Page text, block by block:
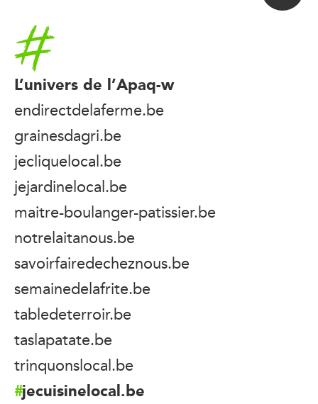
Accueil
L’univers de l’Apaq-w
endirectdelaferme.be
grainesdagri.be
jecliquelocal.be
jejardinelocal.be
maitre-boulanger-patissier.be
notrelaitanous.be
savoirfairedecheznous.be
semainedelafrite.be
tabledeterroir.be
taslapatate.be
trinquonslocal.be
jecuisinelocal.be